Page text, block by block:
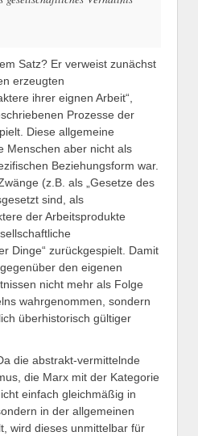
Satz? Er verweist zunächst
erzeugten
ihrer eignen Arbeit“,
Prozesse der
Diese allgemeine
Menschen aber nicht als
Beziehungsform war.
(z.B. als „Gesetze des
sind, als
der Arbeitsprodukte
Dinge“ zurückgespielt. Damit
den eigenen
nicht mehr als Folge
wahrgenommen, sondern
überhistorisch gültiger
die abstrakt-vermittelnde
die Marx mit der Kategorie
einfach gleichmäßig in
in der allgemeinen
wird dieses unmittelbar für